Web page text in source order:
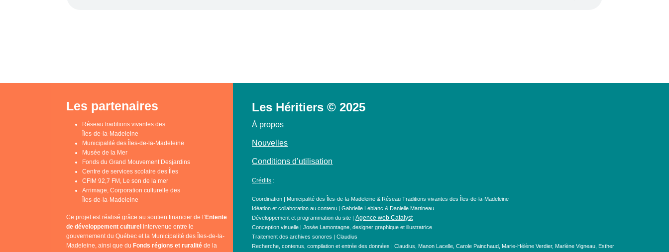
Les partenaires
Réseau traditions vivantes des
Îles-de-la-Madeleine
Municipalité des Îles-de-la-Madeleine
Musée de la Mer
Fonds du Grand Mouvement Desjardins
Centre de services scolaire des Îles
CFIM 92,7 FM, Le son de la mer
Arrimage, Corporation culturelle des
Îles-de-la-Madeleine
Ce projet est réalisé grâce au soutien financier de l’Entente
de développement culturel intervenue entre le
gouvernement du Québec et la Municipalité des Îles-de-la-
Madeleine, ainsi que du Fonds régions et ruralité de la
Les Héritiers © 2025
À propos
Nouvelles
Conditions d’utilisation
Crédits :
Coordination | Municipalité des Îles-de-la-Madeleine & Réseau Traditions vivantes des Îles-de-la-Madeleine
Idéation et collaboration au contenu | Gabrielle Leblanc & Danielle Martineau
Développement et programmation du site |Agence web Catalyst
Conception visuelle | Josée Lamontagne, designer graphique et illustratrice
Traitement des archives sonores | Claudius
Recherche, contenus, compilation et entrée des données | Claudius, Manon Lacelle, Carole Painchaud, Marie-Hélène Verdier, Marlène Vigneau, Esther